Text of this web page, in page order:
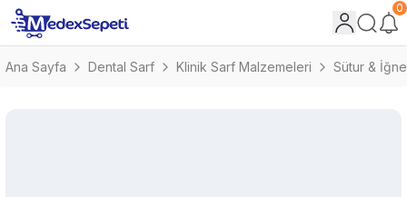
0
Ana Sayfa Dental Sarf Klinik Sarf Malzemeleri Sütur &